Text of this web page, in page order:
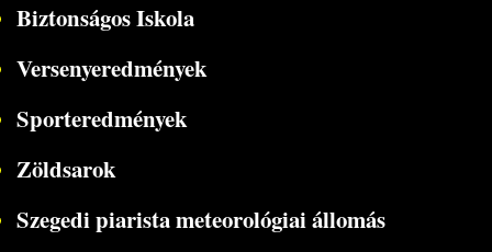
Biztonságos Iskola
Versenyeredmények
Sporteredmények
Zöldsarok
Szegedi piarista meteorológiai állomás